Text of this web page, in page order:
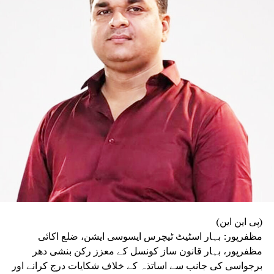
فائرنگ کا حکم دینے والے سینئر پولیس افسران کے
خلاف اب تک کوئی ٹھوس کارروائی کیوں نہیں کی گئی؟
طلبہ تحریک کے دوران پولیس کی مبینہ بربریت اور
کارروائی کی عدالتی نگرانی میں جانچ کرائی
جائے، وغیرہ مطالبات شامل ہیں۔
قائدِ حزبِ اختلاف تیجسوی یادو نے ڈائریکٹر جنرل آف پولیس
(ڈی جی پی) سے شکایت کرتے ہوئے کہا کہ بہار میں امن و
قانون کی صورتحال انتہائی ابتر ہو چکی ہے اور پولیس
انتظامیہ من مانی پر اتر آیا ہے۔ انہوں نے مطالبہ کیا کہ پولیس
کی من مانی پر روک لگائی جائے اور مستقبل میں اس طرح کے
واقعات کی دوبارہ تکرار روکنے کے لیے ضروری ہدایات جاری
کی جائیں۔
واضح رہے کہ گزشتہ ماہ طلبہ تحریک کے دوران بہار بھر میں
شدید احتجاجی مظاہرے ہوئے تھے۔ اس دوران احتجاج کرنے والے
طلبہ و طالبات اور پولیس اہلکاروں کے درمیان متعدد مقامات
پر جھڑپیں ہوئیں۔ کئی شہروں میں پتھراؤ اور لاٹھی چارج کے
واقعات میں مظاہرین طلبہ زخمی ہوئے تھے۔
سیوان میں طلبہ تحریک نے پُرتشدد رخ اختیار کر لیا تھا۔
(پی این این)
مظفرپور: بہار اسٹیٹ ٹیچرس ایسوسی ایشن، ضلع اکائی
مظفرپور، بہار قانون ساز کونسل کے معزز رکن بنشی دھر
برجواسی کی جانب سے اساتذہ کے خلاف شکایات درج کرانے اور